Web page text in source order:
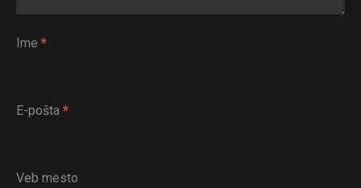
Ime *
E-pošta *
Veb mesto